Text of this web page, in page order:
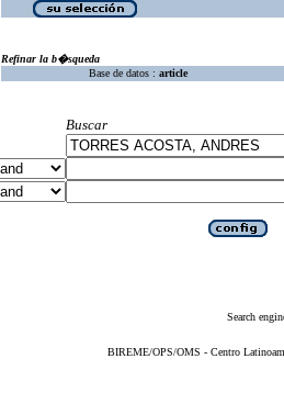
Refinar la b�squeda
Base de datos : article
Buscar
Search
BIREME/OPS/OMS - Centro